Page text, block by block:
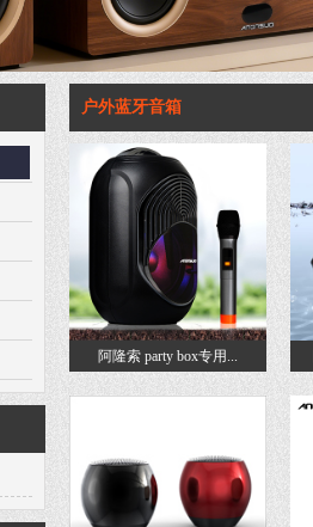
户外蓝牙音箱
阿隆索 party box专用...